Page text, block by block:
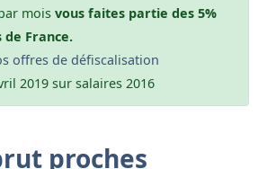
mois vous faites partie des 5%
de France.
offres de défiscalisation
2019 sur salaires 2016
proches